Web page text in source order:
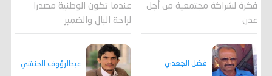
فكرة لشراكة مجتمعية من أجل
عدن
عندما تكون الوطنية مصدرا
لراحة البال والضمير
فضل الجعدي عبدالرؤوف الحنشي